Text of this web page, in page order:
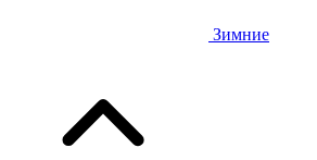
Зимние